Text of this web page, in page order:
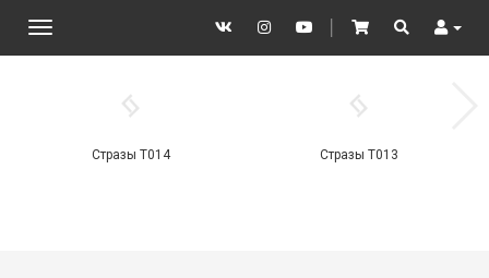
InstagramYouTubeCart SearchUser
Toggle
navigation
Стразы T014 Стразы T013